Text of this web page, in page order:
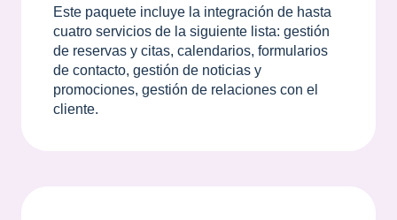
Este paquete incluye la integración de hasta
cuatro servicios de la siguiente lista: gestión
de reservas y citas, calendarios, formularios
de contacto, gestión de noticias y
promociones, gestión de relaciones con el
cliente.